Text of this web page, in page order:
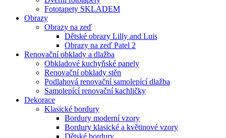
Fototapety SKLADEM
Obrazy
Obrazy na zeď
Dětské obrazy Lilly and Luis
Obrazy na zeď Patel 2
Renovační obklady a dlažba
Obkladové kuchyňské panely
Renovační obklady stěn
Podlahová renovační samolepící dlažba
Samolepící renovační kachličky
Dekorace
Klasické bordury
Bordury moderní vzory
Bordury klasické a květinové vzory
Dětské bordury